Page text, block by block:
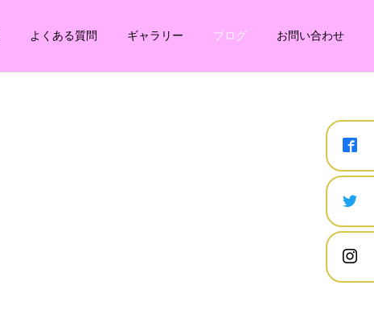
よくある質問 ギャラリー ブログ お問い合わせ